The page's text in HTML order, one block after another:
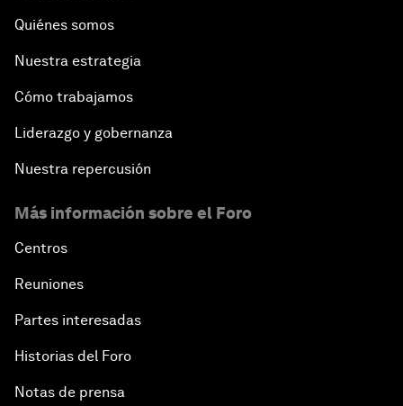
Quiénes somos
Nuestra estrategia
Cómo trabajamos
Liderazgo y gobernanza
Nuestra repercusión
Más información sobre el Foro
Centros
Reuniones
Partes interesadas
Historias del Foro
Notas de prensa